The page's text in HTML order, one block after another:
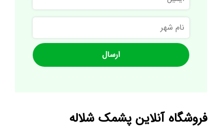
نام
شهر
فروشگاه آنلاین پشمک شلاله